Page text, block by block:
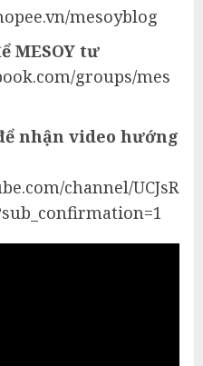
mesoyblog
MESOY tư
groups/mes
nhận video hướng
channel/UCJsR